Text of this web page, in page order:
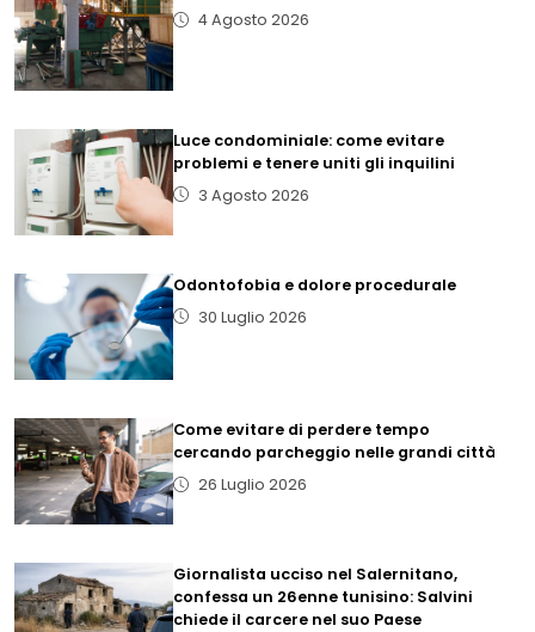
4 Agosto 2026
Luce condominiale: come evitare
problemi e tenere uniti gli inquilini
3 Agosto 2026
Odontofobia e dolore procedurale
30 Luglio 2026
Come evitare di perdere tempo
cercando parcheggio nelle grandi città
26 Luglio 2026
Giornalista ucciso nel Salernitano,
confessa un 26enne tunisino: Salvini
chiede il carcere nel suo Paese